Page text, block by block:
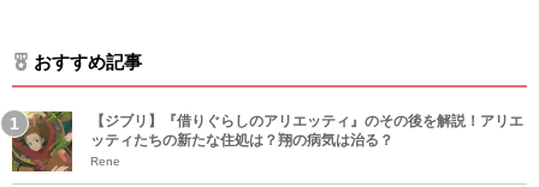
おすすめ記事
【ジブリ】『借りぐらしのアリエッティ』のその後を解説！アリエ
ッティたちの新たな住処は？翔の病気は治る？
Rene